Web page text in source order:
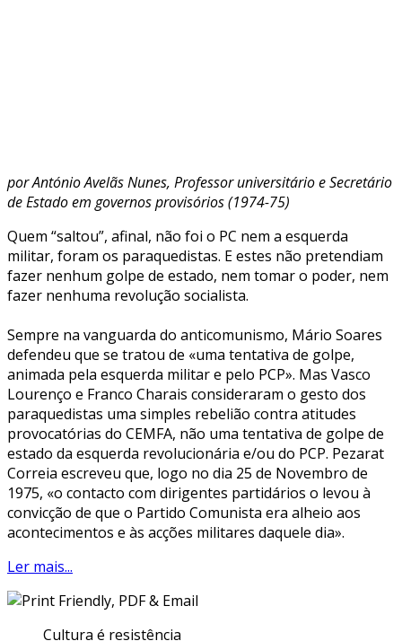
por António Avelãs Nunes, Professor universitário e Secretário
de Estado em governos provisórios (1974-75)
Quem “saltou”, afinal, não foi o PC nem a esquerda
militar, foram os paraquedistas. E estes não pretendiam
fazer nenhum golpe de estado, nem tomar o poder, nem
fazer nenhuma revolução socialista.
Sempre na vanguarda do anticomunismo, Mário Soares
defendeu que se tratou de «uma tentativa de golpe,
animada pela esquerda militar e pelo PCP». Mas Vasco
Lourenço e Franco Charais consideraram o gesto dos
paraquedistas uma simples rebelião contra atitudes
provocatórias do CEMFA, não uma tentativa de golpe de
estado da esquerda revolucionária e/ou do PCP. Pezarat
Correia escreveu que, logo no dia 25 de Novembro de
1975, «o contacto com dirigentes partidários o levou à
convicção de que o Partido Comunista era alheio aos
acontecimentos e às acções militares daquele dia».
Ler mais...
Cultura é resistência